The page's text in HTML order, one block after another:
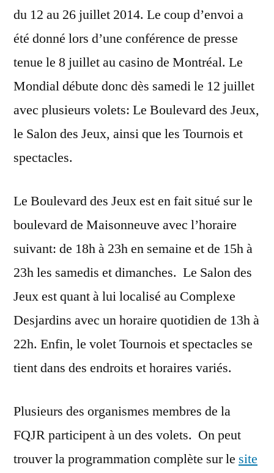
du 12 au 26 juillet 2014. Le coup d’envoi a
été donné lors d’une conférence de presse
tenue le 8 juillet au casino de Montréal. Le
Mondial débute donc dès samedi le 12 juillet
avec plusieurs volets: Le Boulevard des Jeux,
le Salon des Jeux, ainsi que les Tournois et
spectacles.
Le Boulevard des Jeux est en fait situé sur le
boulevard de Maisonneuve avec l’horaire
suivant: de 18h à 23h en semaine et de 15h à
23h les samedis et dimanches. Le Salon des
Jeux est quant à lui localisé au Complexe
Desjardins avec un horaire quotidien de 13h à
22h. Enfin, le volet Tournois et spectacles se
tient dans des endroits et horaires variés.
Plusieurs des organismes membres de la
FQJR participent à un des volets. On peut
trouver la programmation complète sur le site